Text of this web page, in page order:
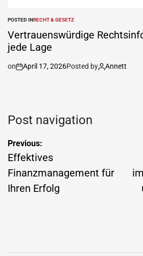
POSTED INRECHT & GESETZ
Vertrauenswürdige
jede Lage
on April 17, 2026Posted by Annett
Post navigation
Previous:
Effektives
Finanzmanagement für
Ihren Erfolg